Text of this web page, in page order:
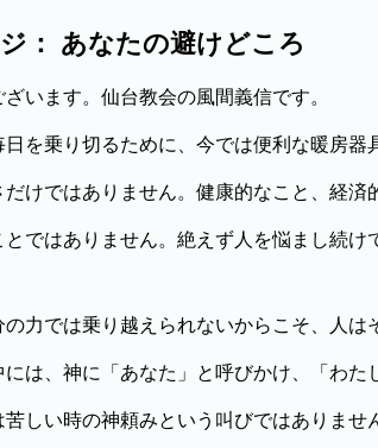
： あなたの避けどころ
います。仙台教会の風間義信です。
を乗り切るために、今では便利な暖房器
だけではありません。健康的なこと、経
ではありません。絶えず人を悩まし続け
力では乗り越えられないからこそ、人は
には、神に「あなた」と呼びかけ、「わ
苦しい時の神頼みという叫びではありま